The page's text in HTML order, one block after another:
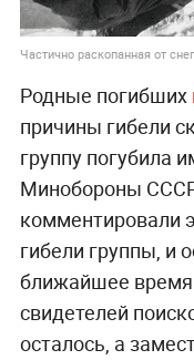
Частично раскопанная от
Родные погибших
причины гибели
группу погубила
Минобороны
комментировали
гибели группы, и
ближайшее
свидетелей
осталось, а